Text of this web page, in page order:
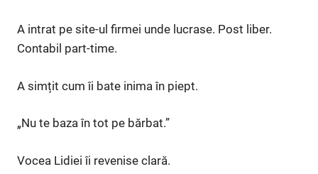
A intrat pe site-ul firmei unde lucrase. Post liber.
Contabil part-time.
A simțit cum îi bate inima în piept.
„Nu te baza în tot pe bărbat.”
Vocea Lidiei îi revenise clară.